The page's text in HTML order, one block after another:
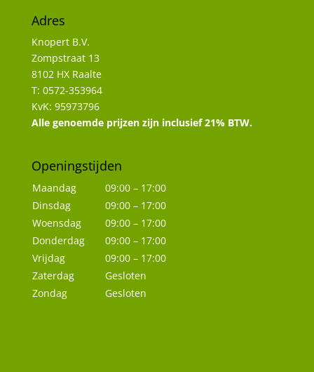
Adres
Knopert B.V.
Zompstraat 13
8102 HX Raalte
T: 0572-353964
KvK: 95973796
Alle genoemde prijzen zijn inclusief 21% BTW.
Openingstijden
Maandag
09:00 – 17:00
Dinsdag
09:00 – 17:00
Woensdag
09:00 – 17:00
Donderdag
09:00 – 17:00
Vrijdag
09:00 – 17:00
Zaterdag
Gesloten
Zondag
Gesloten